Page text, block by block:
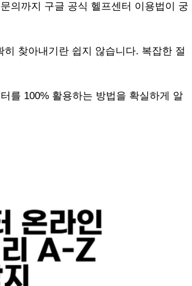
의까지 구글 공식 헬프센터 이용법이 궁
찾아내기란 쉽지 않습니다. 복잡한 절
를 100% 활용하는 방법을 확실하게 알